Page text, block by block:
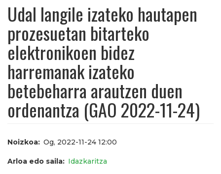
Udal langile izateko hautapen
prozesuetan bitarteko
elektronikoen bidez
harremanak izateko
betebeharra arautzen duen
ordenantza (GAO 2022-11-24)
Noizkoa Og, 2022-11-24 12:00
Arloa edo saila Idazkaritza